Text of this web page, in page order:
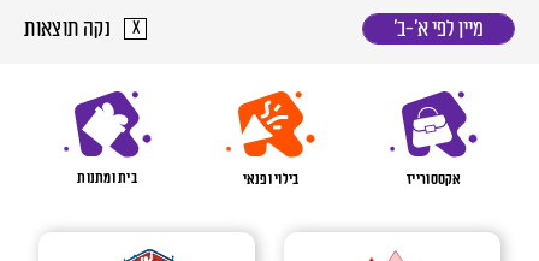
מיין לפי א׳-ב׳ x נקה תוצאות
אקססורייז בילוי ופנאי בית ומתנות